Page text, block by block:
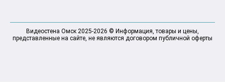
Видеостена Омск 2025-2026 © Информация, товары и цены,
представленные на сайте, не являются договором публичной оферты